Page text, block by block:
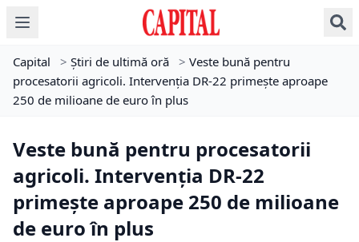
Capital > Știri de ultimă oră > Veste bună pentru
procesatorii agricoli. Intervenția DR-22 primește aproape
250 de milioane de euro în plus
Veste bună pentru procesatorii
agricoli. Intervenția DR-22
primește aproape 250 de milioane
de euro în plus